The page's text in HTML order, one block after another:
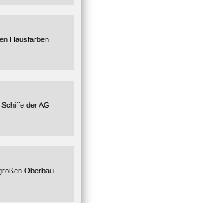
Hausfarben
der AG
Oberbau-